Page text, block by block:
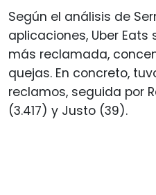
Según el análisis de
aplicaciones, Uber
más reclamada,
quejas. En concreto,
reclamos, seguida por
(3.417) y Justo (39).